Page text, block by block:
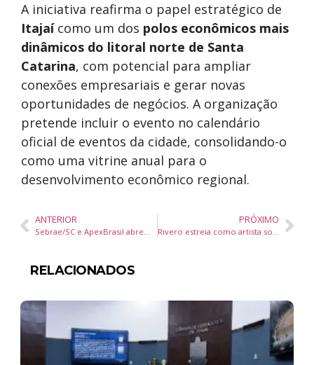
A iniciativa reafirma o papel estratégico de
Itajaícomo um dos polos econômicos mais
dinâmicos do litoral norte de Santa
Catarina, com potencial para ampliar
conexões empresariais e gerar novas
oportunidades de negócios. A organização
pretende incluir o evento no calendário
oficial de eventos da cidade, consolidando-o
como uma vitrine anual para o
desenvolvimento econômico regional.
ANTERIOR
Sebrae/SC e ApexBrasil abrem 150 vagas em programa gratuito para internacionalizar empresas da Foz do Itajaí
PRÓXIMO
Rivero estreia como artista solo com clipe de “Bateu”, unindo crítica social e realismo fantástico em Florianópolis
RELACIONADOS